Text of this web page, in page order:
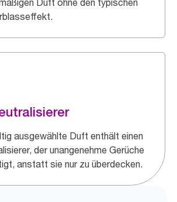
ausgewählte Duft enthält einen
der unangenehme Gerüche
anstatt sie nur zu überdecken.